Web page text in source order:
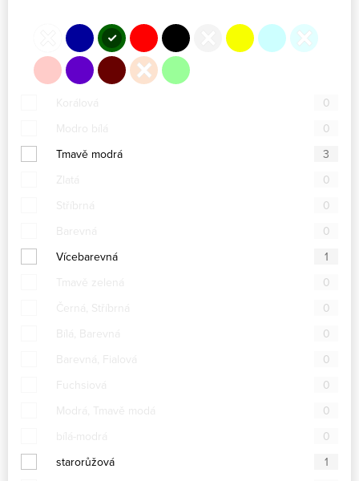
Korálová
0
Modro bílá
0
Tmavě modrá
3
Zlatá
0
Stříbrná
0
Barevná
0
Vícebarevná
1
Tmavě zelená
0
Černá, Stříbrná
0
Bílá, Barevná
0
Barevná, Fialová
0
Fuchsiová
0
Modrá, Tmavě modá
0
bílá-modrá
0
starorůžová
1